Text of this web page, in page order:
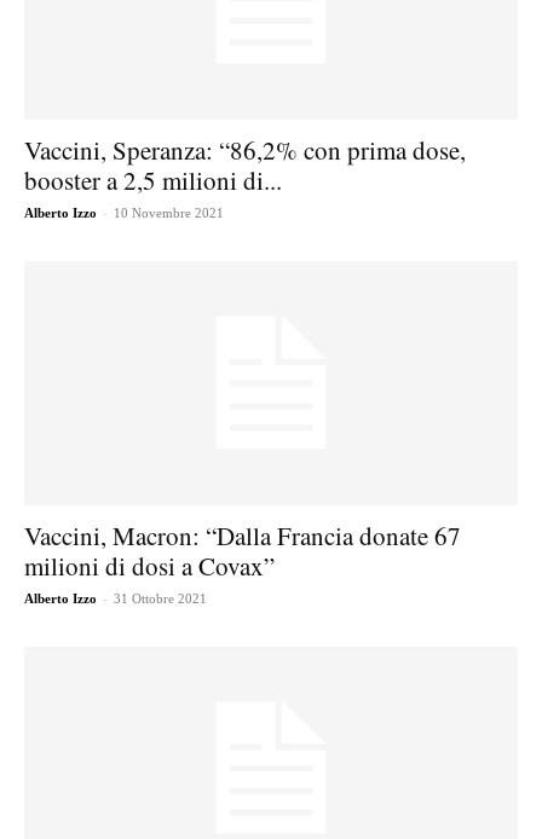
Vaccini, Speranza: “86,2% con prima dose,
booster a 2,5 milioni di...
Alberto Izzo - 10 Novembre 2021
Vaccini, Macron: “Dalla Francia donate 67
milioni di dosi a Covax”
Alberto Izzo - 31 Ottobre 2021